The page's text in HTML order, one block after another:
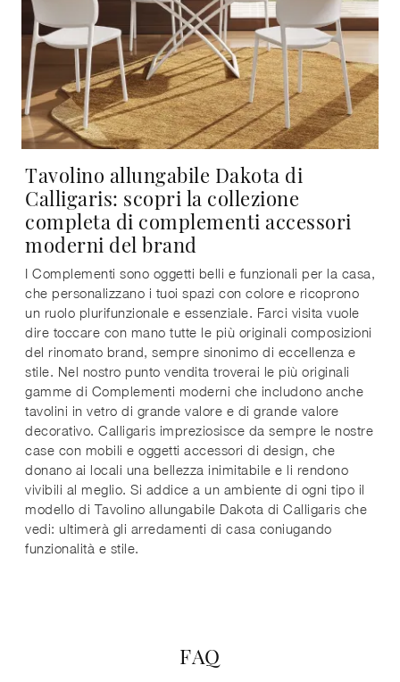
Tavolino allungabile Dakota di
Calligaris: scopri la collezione
completa di complementi accessori
moderni del brand
I Complementi sono oggetti belli e funzionali per la casa,
che personalizzano i tuoi spazi con colore e ricoprono
un ruolo plurifunzionale e essenziale. Farci visita vuole
dire toccare con mano tutte le più originali composizioni
del rinomato brand, sempre sinonimo di eccellenza e
stile. Nel nostro punto vendita troverai le più originali
gamme di Complementi moderni che includono anche
tavolini in vetro di grande valore e di grande valore
decorativo. Calligaris impreziosisce da sempre le nostre
case con mobili e oggetti accessori di design, che
donano ai locali una bellezza inimitabile e li rendono
vivibili al meglio. Si addice a un ambiente di ogni tipo il
modello di Tavolino allungabile Dakota di Calligaris che
vedi: ultimerà gli arredamenti di casa coniugando
funzionalità e stile.
FAQ